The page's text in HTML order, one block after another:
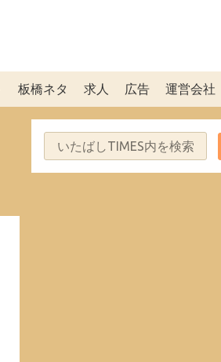
板橋ネタ 求人 広告 運営会社